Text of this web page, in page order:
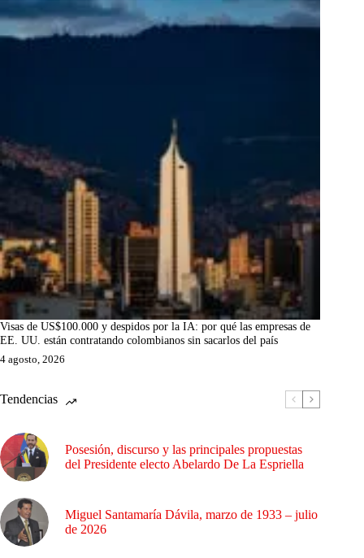
Visas de US$100.000 y despidos por la IA: por qué las empresas de
EE. UU. están contratando colombianos sin sacarlos del país
4 agosto, 2026
Tendencias
Posesión, discurso y las principales propuestas
del Presidente electo Abelardo De La Espriella
Miguel Santamaría Dávila, marzo de 1933 – julio
de 2026